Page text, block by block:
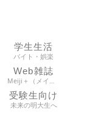
学生生活
バイト・娯楽
Web雑誌
Meiji＋（メイプラ）
受験生向け
未来の明大生へ